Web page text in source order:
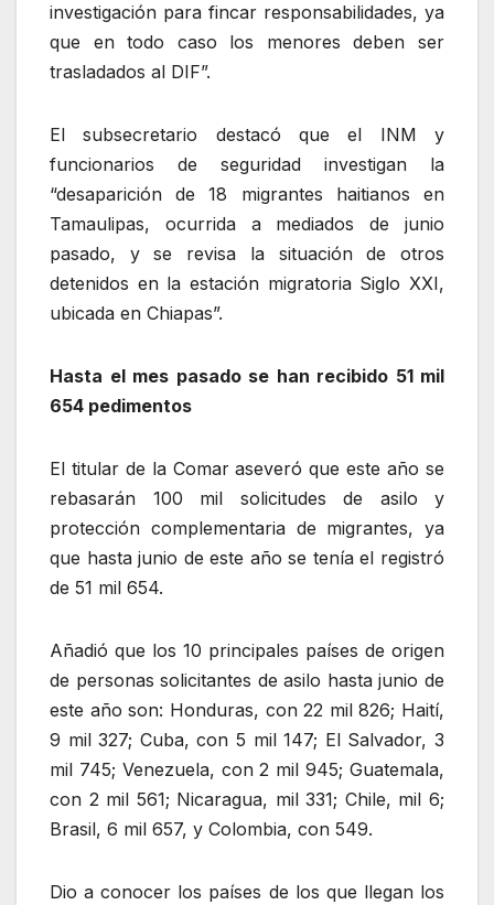
investigación para fincar responsabilidades, ya
que en todo caso los menores deben ser
trasladados al DIF”.
El subsecretario destacó que el INM y
funcionarios de seguridad investigan la
“desaparición de 18 migrantes haitianos en
Tamaulipas, ocurrida a mediados de junio
pasado, y se revisa la situación de otros
detenidos en la estación migratoria Siglo XXI,
ubicada en Chiapas”.
Hasta el mes pasado se han recibido 51 mil
654 pedimentos
El titular de la Comar aseveró que este año se
rebasarán 100 mil solicitudes de asilo y
protección complementaria de migrantes, ya
que hasta junio de este año se tenía el registró
de 51 mil 654.
Añadió que los 10 principales países de origen
de personas solicitantes de asilo hasta junio de
este año son: Honduras, con 22 mil 826; Haití,
9 mil 327; Cuba, con 5 mil 147; El Salvador, 3
mil 745; Venezuela, con 2 mil 945; Guatemala,
con 2 mil 561; Nicaragua, mil 331; Chile, mil 6;
Brasil, 6 mil 657, y Colombia, con 549.
Dio a conocer los países de los que llegan los